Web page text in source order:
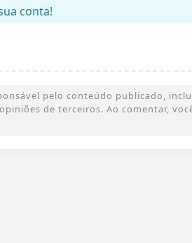
conta!
pelo conteúdo publicado,
de terceiros. Ao comentar,